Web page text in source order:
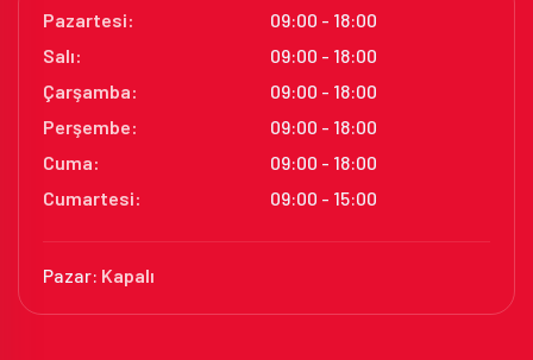
Pazartesi:
09:00 - 18:00
Salı:
09:00 - 18:00
Çarşamba:
09:00 - 18:00
Perşembe:
09:00 - 18:00
Cuma:
09:00 - 18:00
Cumartesi:
09:00 - 15:00
Pazar: Kapalı